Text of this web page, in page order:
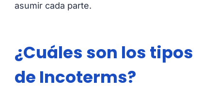
asumir cada parte.
¿Cuáles son los tipos
de Incoterms?